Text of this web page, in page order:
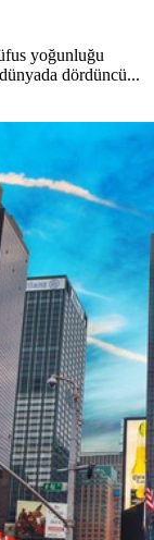
yoğunluğu
dördüncü...